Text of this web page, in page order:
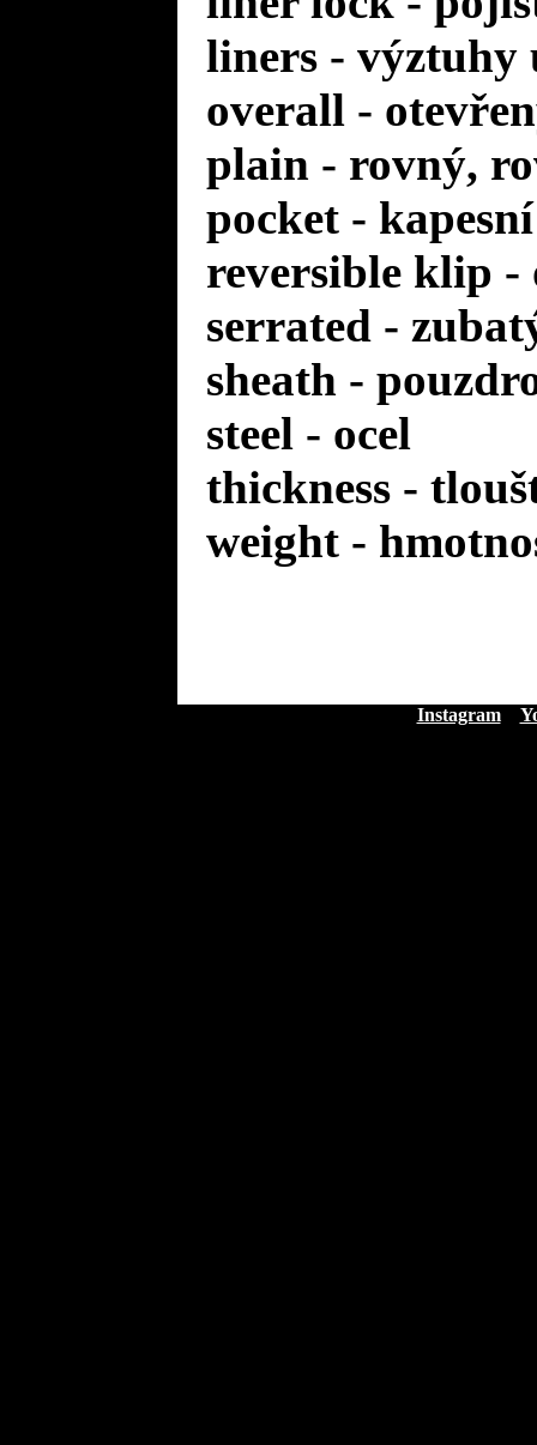
liners -
overall -
plain - rovný,
pocket - kapesní
reversible klip
serrated -
sheath -
steel - ocel
thickness -
weight -
Instagram